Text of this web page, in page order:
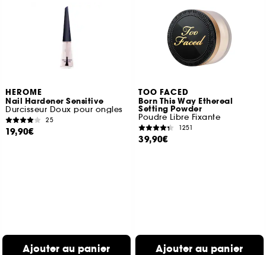
HEROME
Nail Hardener Sensitive
Durcisseur Doux pour ongles
25
19,90€
Ajouter au panier
TOO FACED
Born This Way Ethereal
Setting Powder
Poudre Libre Fixante
1251
39,90€
Ajouter au panier